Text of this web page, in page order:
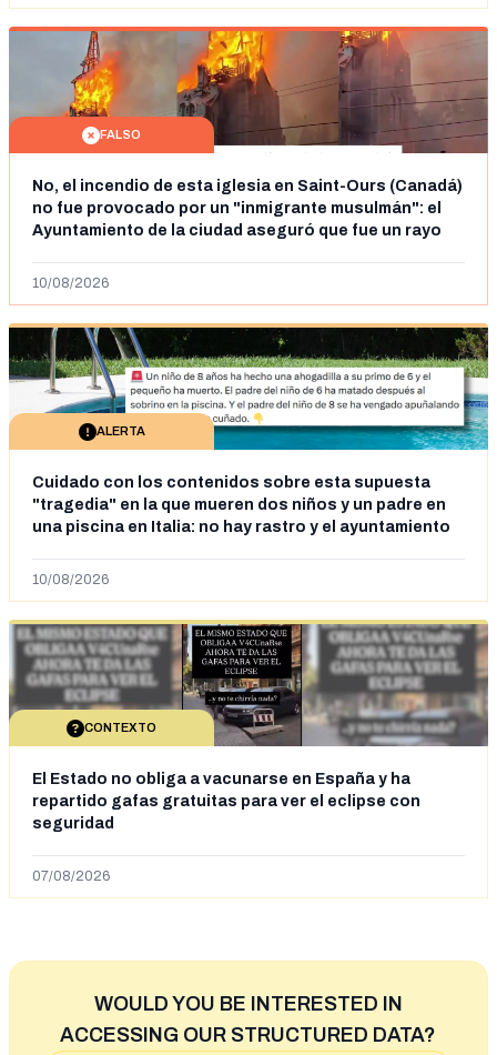
FALSO
No, el incendio de esta iglesia en Saint-Ours (Canadá)
no fue provocado por un "inmigrante musulmán": el
Ayuntamiento de la ciudad aseguró que fue un rayo
10/08/2026
ALERTA
Cuidado con los contenidos sobre esta supuesta
"tragedia" en la que mueren dos niños y un padre en
una piscina en Italia: no hay rastro y el ayuntamiento
10/08/2026
CONTEXTO
El Estado no obliga a vacunarse en España y ha
repartido gafas gratuitas para ver el eclipse con
seguridad
07/08/2026
WOULD YOU BE INTERESTED IN
ACCESSING OUR STRUCTURED DATA?